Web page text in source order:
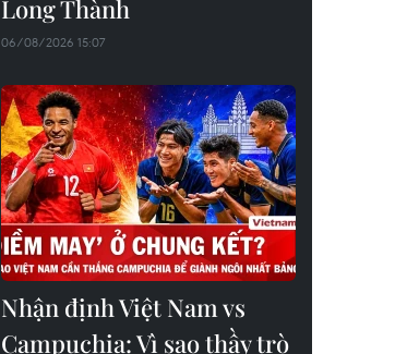
Long Thành
06/08/2026 15:07
Nhận định Việt Nam vs
Campuchia: Vì sao thầy trò